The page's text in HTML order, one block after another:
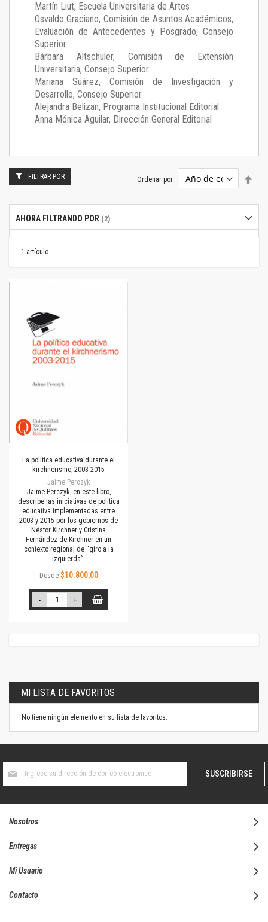
Martín Liut, Escuela Universitaria de Artes
Osvaldo Graciano, Comisión de Asuntos Académicos,
Evaluación de Antecedentes y Posgrado, Consejo
Superior
Bárbara Altschuler, Comisión de Extensión
Universitaria, Consejo Superior
Mariana Suárez, Comisión de Investigación y
Desarrollo, Consejo Superior
Alejandra Belizan, Programa Institucional Editorial
Anna Mónica Aguilar, Dirección General Editorial
1 artículo
Ordenar por
La política educativa durante el
kirchnerismo, 2003-2015
Jaime Perczyk
Jaime Perczyk, en este libro,
describe las iniciativas de política
educativa implementadas entre
2003 y 2015 por los gobiernos de
Néstor Kirchner y Cristina
Fernández de Kirchner en un
contexto regional de “giro a la
izquierda”.
Desde $10.800,00
- +
FILTRAR POR
AHORA FILTRANDO POR
MI LISTA DE FAVORITOS
No tiene ningún elemento en su lista de favoritos.
boletín
SUSCRIBIRSE
Nosotros
Entregas
Mi Usuario
Contacto